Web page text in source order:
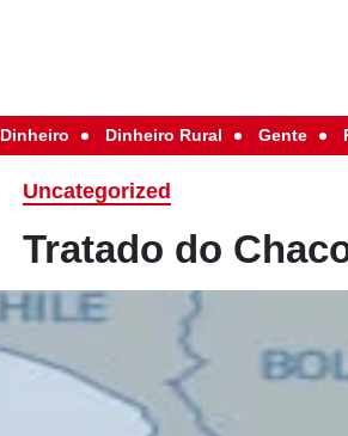
Dinheiro Dinheiro Rural Gente
Uncategorized
Tratado do